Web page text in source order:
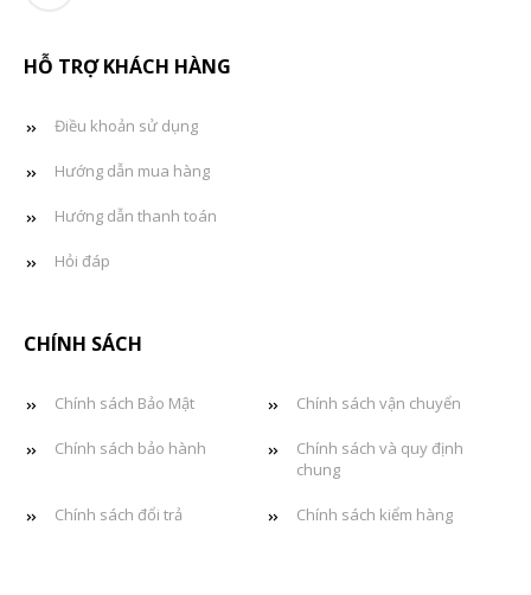
HỖ TRỢ KHÁCH HÀNG
Điều khoản sử dụng
Hướng dẫn mua hàng
Hướng dẫn thanh toán
Hỏi đáp
CHÍNH SÁCH
Chính sách Bảo Mật Chính sách vận chuyển
Chính sách bảo hành
Chính sách và quy định
chung
Chính sách đổi trả Chính sách kiểm hàng